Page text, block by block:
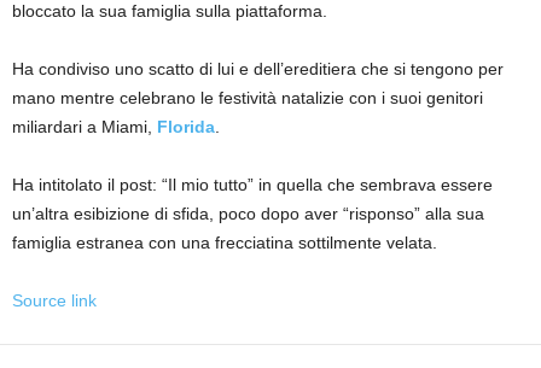
bloccato la sua famiglia sulla piattaforma.
Ha condiviso uno scatto di lui e dell’ereditiera che si tengono per
mano mentre celebrano le festività natalizie con i suoi genitori
miliardari a Miami, Florida.
Ha intitolato il post: “Il mio tutto” in quella che sembrava essere
un’altra esibizione di sfida, poco dopo aver “risponso” alla sua
famiglia estranea con una frecciatina sottilmente velata.
Source link